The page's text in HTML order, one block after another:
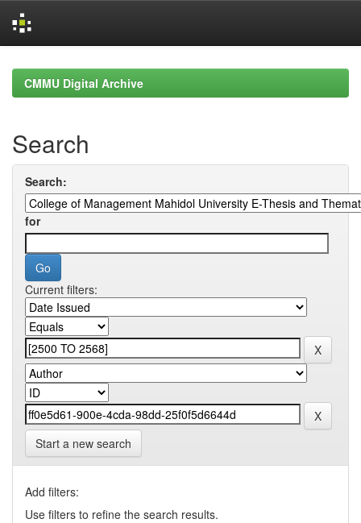
navigationCMMU Digital Archive
Search
Search:
for
Current filters:
Start a new search
Add filters:
Use filters to refine the search results.